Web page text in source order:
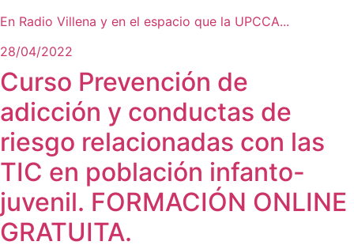
En Radio Villena y en el espacio que la UPCCA...
28/04/2022
Curso Prevención de
adicción y conductas de
riesgo relacionadas con las
TIC en población infanto-
juvenil. FORMACIÓN ONLINE
GRATUITA.